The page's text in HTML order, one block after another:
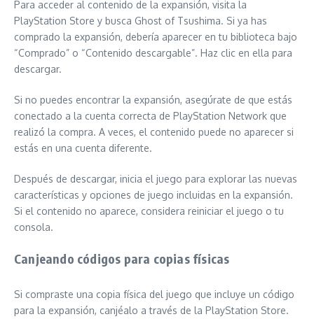
Para acceder al contenido de la expansión, visita la
PlayStation Store y busca Ghost of Tsushima. Si ya has
comprado la expansión, debería aparecer en tu biblioteca bajo
“Comprado” o “Contenido descargable”. Haz clic en ella para
descargar.
Si no puedes encontrar la expansión, asegúrate de que estás
conectado a la cuenta correcta de PlayStation Network que
realizó la compra. A veces, el contenido puede no aparecer si
estás en una cuenta diferente.
Después de descargar, inicia el juego para explorar las nuevas
características y opciones de juego incluidas en la expansión.
Si el contenido no aparece, considera reiniciar el juego o tu
consola.
Canjeando códigos para copias físicas
Si compraste una copia física del juego que incluye un código
para la expansión, canjéalo a través de la PlayStation Store.